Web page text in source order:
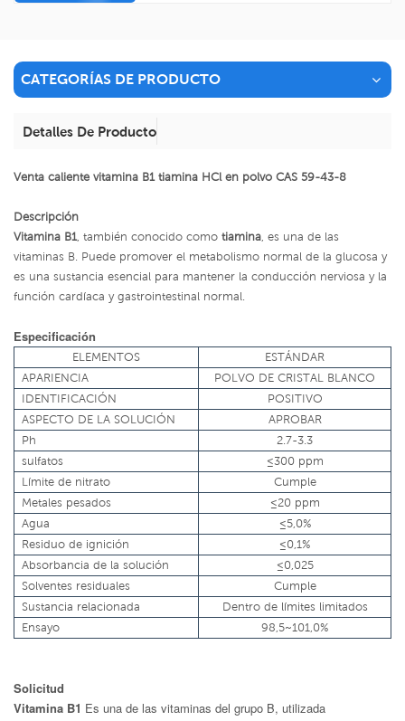
CATEGORÍAS DE PRODUCTO
Detalles De Producto
Venta caliente vitamina B1 tiamina HCl en polvo CAS 59-43-8
Descripción
Vitamina B1, también conocido como tiamina, es una de las
vitaminas B. Puede promover el metabolismo normal de la glucosa y
es una sustancia esencial para mantener la conducción nerviosa y la
función cardíaca y gastrointestinal normal.
Especificación
ELEMENTOS
ESTÁNDAR
APARIENCIA
POLVO DE CRISTAL BLANCO
IDENTIFICACIÓN
POSITIVO
ASPECTO DE LA SOLUCIÓN
APROBAR
Ph
2.7-3.3
sulfatos
≤300 ppm
Límite de nitrato
Cumple
Metales pesados
≤20 ppm
Agua
≤5,0%
Residuo de ignición
≤0,1%
Absorbancia de la solución
≤0,025
Solventes residuales
Cumple
Sustancia relacionada
Dentro de límites limitados
Ensayo
98,5~101,0%
Solicitud
Vitamina B1 Es una de las vitaminas del grupo B, utilizada